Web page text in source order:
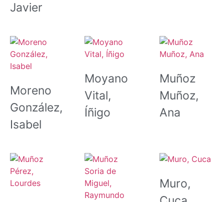
Javier
Moreno
González,
Isabel
Moyano
Vital,
Íñigo
Muñoz
Muñoz,
Ana
Muro,